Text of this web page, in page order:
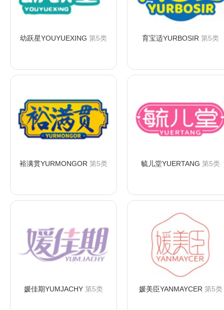
幼跃星YOUYUEXING 第5类 育宝适YURBOSIR 第5类
裕满贯YURMONGOR 第5类 毓儿堂YUERTANG 第5类
媛佳期YUMJACHY 第5类 媛美臣YANMAYCER 第5类